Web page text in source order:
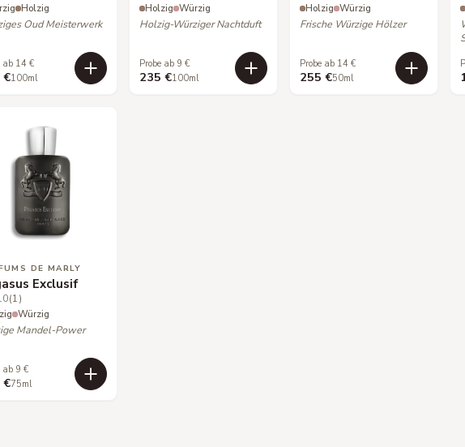
Holzig
Oud Meisterwerk
ab 14 €
€100ml
Holzig Würzig
Holzig-Würziger Nachtduft
Probe ab 9 €
235 €100ml
Holzig Würzig
Frische Würzige Hölzer
Probe ab 14 €
255 €50ml
DE MARLY
Exclusif
(1)
Würzig
Mandel-Power
ab 9 €
€75ml